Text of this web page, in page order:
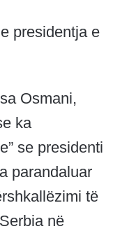
presidentja e
Osmani,
ka
se presidenti
parandaluar
të
në